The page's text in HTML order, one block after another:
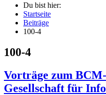
Du bist hier:
Startseite
Beiträge
100-4
100-4
Vorträge zum
Gesellschaft für